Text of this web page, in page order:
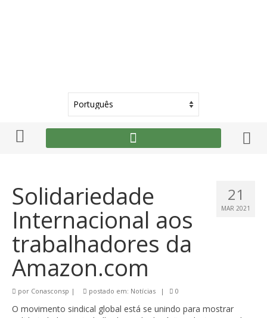
21
MAR 2021
Solidariedade
Internacional aos
trabalhadores da
Amazon.com
por Conasconsp | postado em: Notícias | 0
O movimento sindical global está se unindo para mostrar